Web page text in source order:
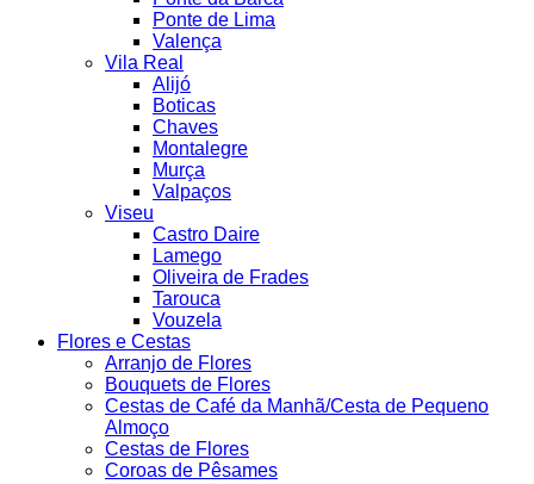
Ponte de Lima
Valença
Vila Real
Alijó
Boticas
Chaves
Montalegre
Murça
Valpaços
Viseu
Castro Daire
Lamego
Oliveira de Frades
Tarouca
Vouzela
Flores e Cestas
Arranjo de Flores
Bouquets de Flores
Cestas de Café da Manhã/Cesta de Pequeno
Almoço
Cestas de Flores
Coroas de Pêsames